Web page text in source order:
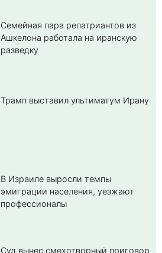
Семейная пара репатриантов из
Ашкелона работала на иранскую
разведку
Трамп выставил ультиматум Ирану
В Израиле выросли темпы
эмиграции населения, уезжают
профессионалы
Суд вынес смехотворный приговор